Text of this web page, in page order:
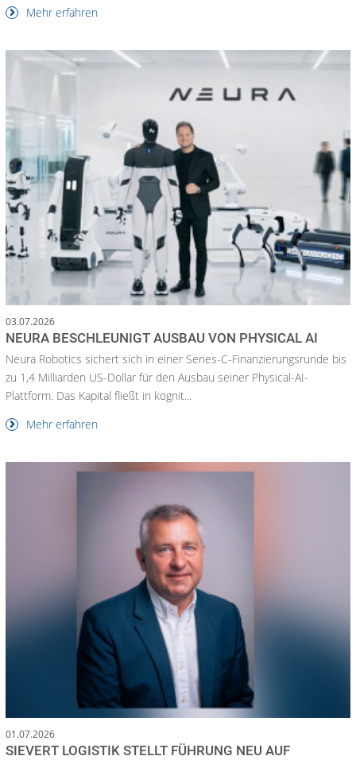
Mehr erfahren
03.07.2026
NEURA BESCHLEUNIGT AUSBAU VON PHYSICAL AI
Neura Robotics sichert sich in einer Series-C-Finanzierungsrunde bis
zu 1,4 Milliarden US-Dollar für den Ausbau seiner Physical-AI-
Plattform. Das Kapital fließt in kognit...
Mehr erfahren
01.07.2026
SIEVERT LOGISTIK STELLT FÜHRUNG NEU AUF